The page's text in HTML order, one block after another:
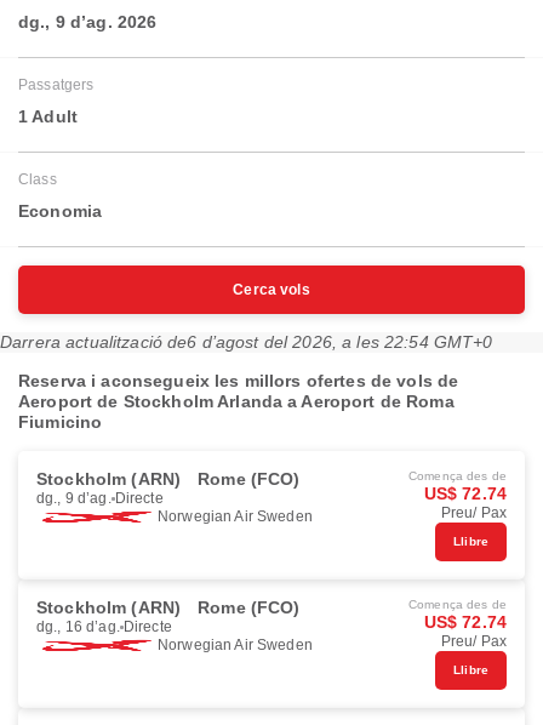
dg., 9 d’ag. 2026
Passatgers
1 Adult
Class
Economia
Cerca vols
Darrera actualització de6 d’agost del 2026, a les 22:54 GMT+0
Reserva i aconsegueix les millors ofertes de vols de
Aeroport de Stockholm Arlanda a Aeroport de Roma
Fiumicino
Stockholm (ARN) Rome (FCO)
dg., 9 d’ag. Directe
Norwegian Air Sweden
Comença des de
US$ 72.74
Preu/ Pax
Llibre
Stockholm (ARN) Rome (FCO)
dg., 16 d’ag. Directe
Norwegian Air Sweden
Comença des de
US$ 72.74
Preu/ Pax
Llibre